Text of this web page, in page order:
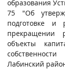
образования
75 "Об
подготовке и
прекращении
объекты
Лабинский